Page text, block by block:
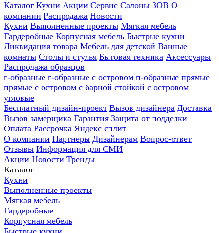
Каталог Кухни Акции Сервис Салоны ЗОВ О
компании Распродажа Новости
Кухни Выполненные проекты Мягкая мебель
Гардеробные Корпусная мебель Быстрые кухни
Ликвидация товара Мебель для детской Ванные
комнаты Столы и стулья Бытовая техника Аксессуары
Распродажа образцов
г-образные г-образные с островом п-образные прямые
прямые с островом с барной стойкой с островом
угловые
Бесплатный дизайн-проект Вызов дизайнера Доставка
Вызов замерщика Гарантия Защита от подделки
Оплата Рассрочка Яндекс сплит
О компании Партнеры Дизайнерам Вопрос-ответ
Отзывы Информация для СМИ
Акции Новости Тренды
Каталог
Кухни
Выполненные проекты
Мягкая мебель
Гардеробные
Корпусная мебель
Быстрые кухни